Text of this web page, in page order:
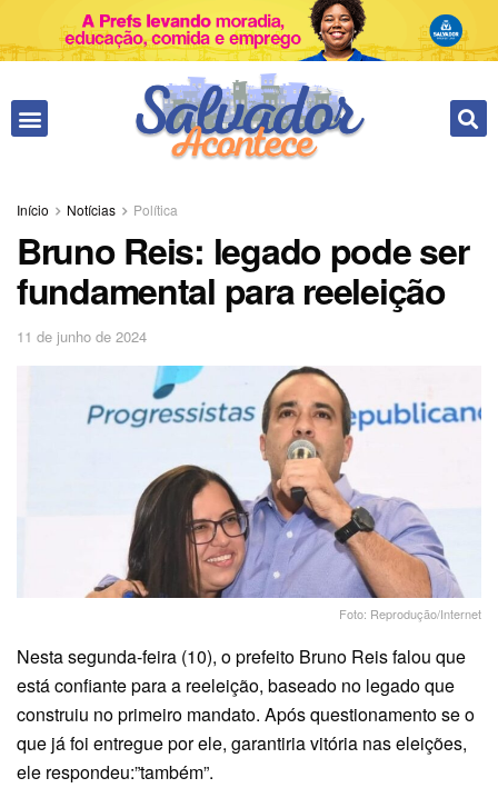
Início Notícias Política
Bruno Reis: legado pode ser
fundamental para reeleição
11 de junho de 2024
Foto: Reprodução/Internet
Nesta segunda-feira (10), o prefeito Bruno Reis falou que
está confiante para a reeleição, baseado no legado que
construiu no primeiro mandato. Após questionamento se o
que já foi entregue por ele, garantiria vitória nas eleições,
ele respondeu:”também”.